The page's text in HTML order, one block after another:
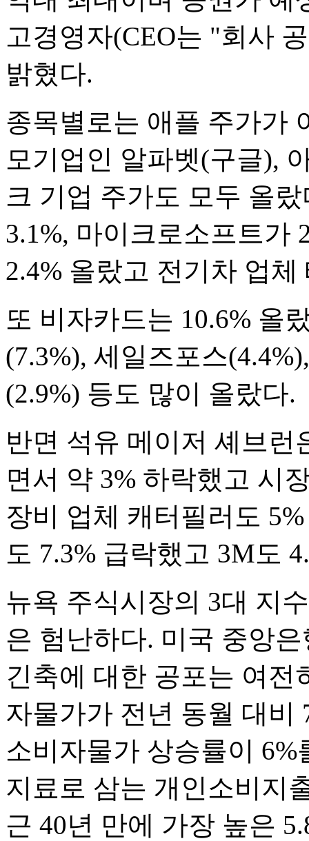
고경영자(CEO는 "회사
밝혔다.
종목별로는 애플 주가가
모기업인 알파벳(구글),
크 기업 주가도 모두 올
3.1%, 마이크로소프트가
2.4% 올랐고 전기차 업
또 비자카드는 10.6% 올
(7.3%), 세일즈포스
(2.9%) 등도 많이 올랐다.
반면 석유 메이저 셰브
면서 약 3% 하락했고 시
장비 업체 캐터필러도
도 7.3% 급락했고 3M도
뉴욕 주식시장의 3대 지
은 험난하다. 미국 중앙
긴축에 대한 공포는 여전
자물가가 전년 동월 대비
소비자물가 상승률이
지료로 삼는 개인소비지
근 40년 만에 가장 높은